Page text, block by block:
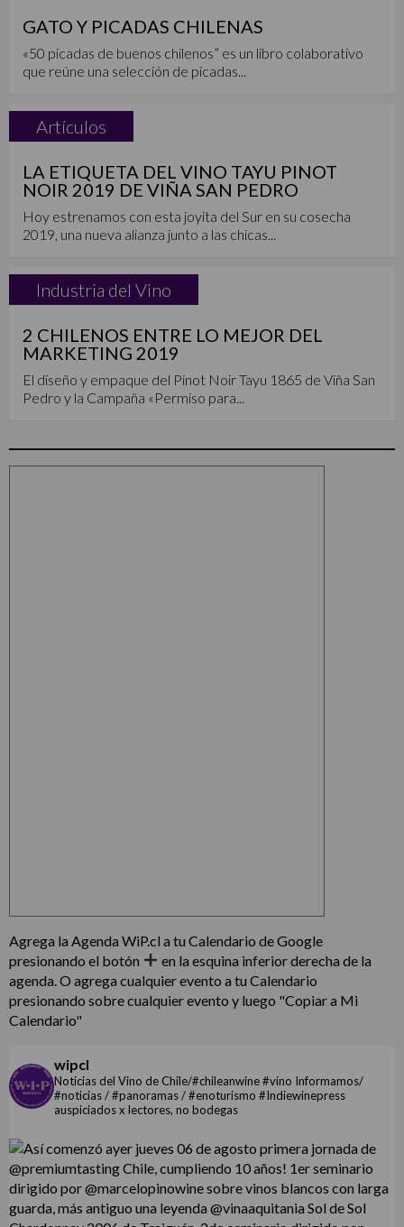
GATO Y PICADAS CHILENAS
«50 picadas de buenos chilenos” es un libro colaborativo
que reúne una selección de picadas...
Artículos
LA ETIQUETA DEL VINO TAYU PINOT
NOIR 2019 DE VIÑA SAN PEDRO
Hoy estrenamos con esta joyita del Sur en su cosecha
2019, una nueva alianza junto a las chicas...
Industria del Vino
2 CHILENOS ENTRE LO MEJOR DEL
MARKETING 2019
El diseño y empaque del Pinot Noir Tayu 1865 de Viña San
Pedro y la Campaña «Permiso para...
Agrega la Agenda WiP.cl a tu Calendario de Google
presionando el botón
en la esquina inferior derecha de la
agenda. O agrega cualquier evento a tu Calendario
presionando sobre cualquier evento y luego "Copiar a Mi
Calendario"
wipcl
Noticias del Vino de Chile/#chileanwine #vino Informamos/
#noticias / #panoramas / #enoturismo #Indiewinepress
auspiciados x lectores, no bodegas